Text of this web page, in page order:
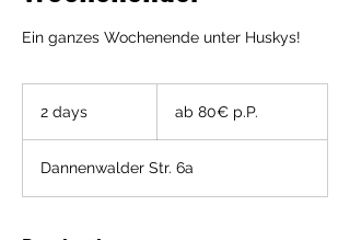
Ein ganzes Wochenende unter Huskys!
2 days
y
s
p.P.ab 80€ p.P.
Dannenwalder Str. 6a